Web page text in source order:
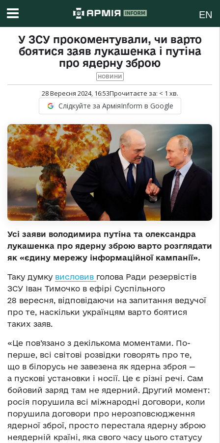
EN
У ЗСУ прокоментували, чи варто
боятися заяв лукашенка і путіна
про ядерну зброю
НОВИНИ
28 Вересня 2024, 16:53Прочитаєте за: < 1 хв.
Слідкуйте за АрміяInform в Google
Усі заяви володимира путіна та олександра
лукашенка про ядерну зброю варто розглядати
як «єдину мережу інформаційної кампанії».
Таку думку висловив голова Ради резервістів
ЗСУ Іван Тимочко в ефірі Суспільного
28 вересня, відповідаючи на запитання ведучої
про те, наскільки українцям варто боятися
таких заяв.
«Це пов’язано з декількома моментами. По-
перше, всі світові розвідки говорять про те,
що в білорусь не завезена як ядерна зброя —
а пускові установки і носії. Це є різні речі. Сам
бойовий заряд там не ядерний. Другий момент:
росія порушила всі міжнародні договори, коли
порушила договори про нерозповсюдження
ядерної зброї, просто перестала ядерну зброю
неядерній країні, яка свого часу цього статусу